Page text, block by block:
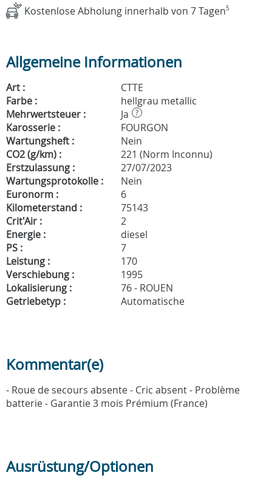
Kostenlose Abholung innerhalb von 7 Tagen5
Allgemeine Informationen
Art :
CTTE
Farbe :
hellgrau metallic
Mehrwertsteuer :
Ja ?
Karosserie :
FOURGON
Wartungsheft :
Nein
CO2 (g/km) :
221 (Norm Inconnu)
Erstzulassung :
27/07/2023
Wartungsprotokolle :
Nein
Euronorm :
6
Kilometerstand :
75143
Crit'Air :
2
Energie :
diesel
PS :
7
Leistung :
170
Verschiebung :
1995
Lokalisierung :
76 - ROUEN
Getriebetyp :
Automatische
Kommentar(e)
- Roue de secours absente - Cric absent - Problème
batterie - Garantie 3 mois Prémium (France)
Ausrüstung/Optionen